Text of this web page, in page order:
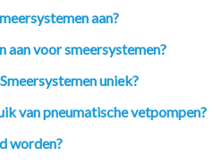
aan?
aan voor smeersystemen?
uniek?
van pneumatische vetpompen?
worden?